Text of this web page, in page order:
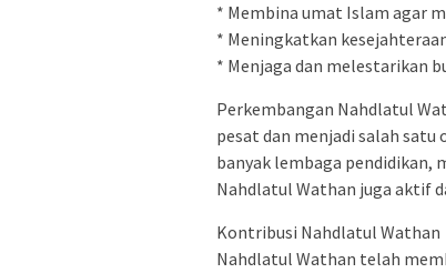
* Membina umat Islam agar
* Meningkatkan
* Menjaga dan melestarikan
Perkembangan Nahdlatul
pesat dan menjadi salah
banyak lembaga pendidikan,
Nahdlatul Wathan juga aktif
Kontribusi Nahdlatul Wathan
Nahdlatul Wathan telah